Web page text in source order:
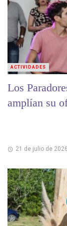
Los
amplían su
21 de julio de 2026
ACTIVIDADES